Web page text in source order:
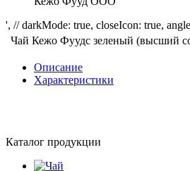
', // darkMode: true, closeIcon: true,
Чай Кежо Фуудс зеленый (высший
Описание
Характеристики
Каталог продукции